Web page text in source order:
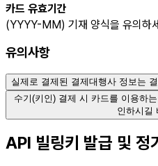
카드 유효기간
(YYYY-MM) 기재 양식을 유의하
유의사항
실제로 결제된 결제대행사 정보는
수기(키인) 결제 시 카드를 이용하
인하시길
API 빌링키 발급 및 정